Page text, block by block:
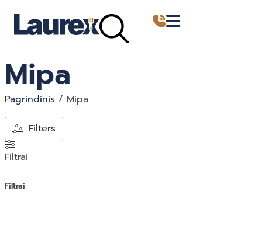
Mipa
Pagrindinis / Mipa
Filters
Filtrai
Filtrai